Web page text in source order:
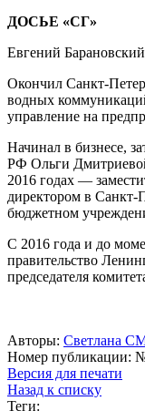
ДОСЬЕ «СГ»
Евгений
Окончил Санкт-
водных
управление на
Начинал в бизнесе,
РФ Ольги
2016 годах —
директором в Санкт-
бюджетном
С 2016 года и до
правительство
председателя
Авторы: Светлана
Номер публикации:
Версия для печати
Назад к списку
Теги: